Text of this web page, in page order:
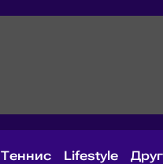
Теннис Lifestyle